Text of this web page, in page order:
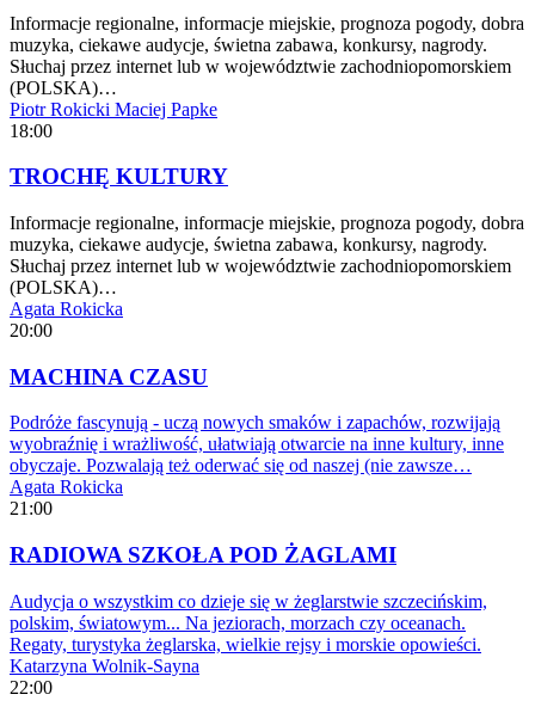
Informacje regionalne, informacje miejskie, prognoza pogody, dobra
muzyka, ciekawe audycje, świetna zabawa, konkursy, nagrody.
Słuchaj przez internet lub w województwie zachodniopomorskiem
(POLSKA)…
Piotr Rokicki Maciej Papke
18:00
TROCHĘ KULTURY
Informacje regionalne, informacje miejskie, prognoza pogody, dobra
muzyka, ciekawe audycje, świetna zabawa, konkursy, nagrody.
Słuchaj przez internet lub w województwie zachodniopomorskiem
(POLSKA)…
Agata Rokicka
20:00
MACHINA CZASU
Podróże fascynują - uczą nowych smaków i zapachów, rozwijają
wyobraźnię i wrażliwość, ułatwiają otwarcie na inne kultury, inne
obyczaje. Pozwalają też oderwać się od naszej (nie zawsze…
Agata Rokicka
21:00
RADIOWA SZKOŁA POD ŻAGLAMI
Audycja o wszystkim co dzieje się w żeglarstwie szczecińskim,
polskim, światowym... Na jeziorach, morzach czy oceanach.
Regaty, turystyka żeglarska, wielkie rejsy i morskie opowieści.
Katarzyna Wolnik-Sayna
22:00